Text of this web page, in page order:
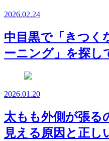
2026.02.24
中目黒で「きつく
ーニング」を探し
2026.01.20
太もも外側が張る
見える原因と正し